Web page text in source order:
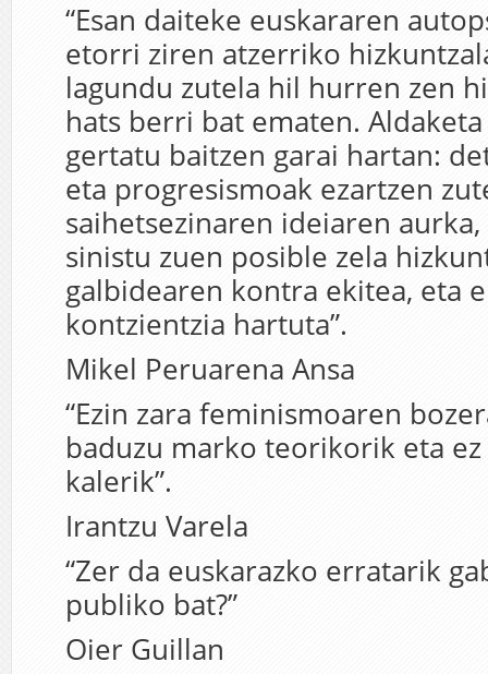
“Esan daiteke euskararen
etorri ziren atzerriko
lagundu zutela hil hurren zen
hats berri bat ematen.
gertatu baitzen garai hartan:
eta progresismoak ezartzen
saihetsezinaren ideiaren
sinistu zuen posible zela
galbidearen kontra ekitea, eta
kontzientzia hartuta”.
Mikel Peruarena Ansa
“Ezin zara feminismoaren
baduzu marko teorikorik eta
kalerik”.
Irantzu Varela
“Zer da euskarazko erratarik
publiko bat?”
Oier Guillan